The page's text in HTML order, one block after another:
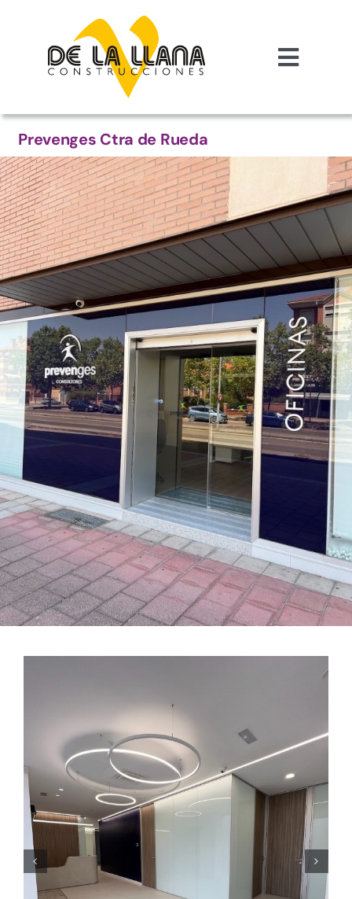
contenido
Toggle
EMPRESA
SERVICIOS
CONTACTO
Prevenges Ctra de Rueda